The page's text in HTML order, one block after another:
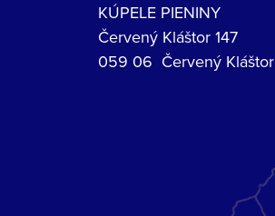
KÚPELE PIENINY
Červený Kláštor 147
059 06 Červený Kláštor